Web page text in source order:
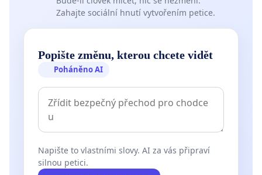
Zahajte sociální hnutí vytvořením petice.
Popište změnu, kterou chcete vidět
Poháněno AI
Napište to vlastními slovy. AI za vás připraví
silnou petici.